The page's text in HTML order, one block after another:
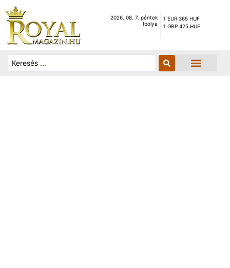
2026. 08. 7. péntek
Ibolya
1 EUR 365 HUF
1 GBP 425 HUF